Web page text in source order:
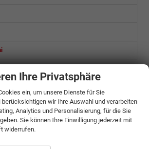
Ihre Privatsphäre
ein, um unsere Dienste für Sie
berücksichtigen wir Ihre Auswahl und verarbeiten
Analytics und Personalisierung, für die Sie
Sie können Ihre Einwilligung jederzeit mit
widerrufen.